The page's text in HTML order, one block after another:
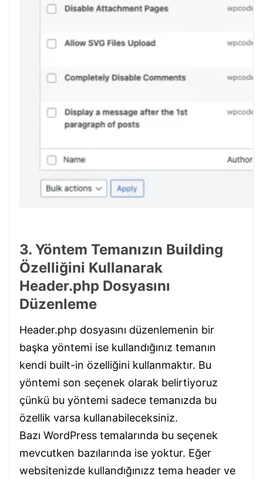
3. Yöntem Temanızın Building
Özelliğini Kullanarak
Header.php Dosyasını
Düzenleme
Header.php dosyasını düzenlemenin bir
başka yöntemi ise kullandığınız temanın
kendi built-in özelliğini kullanmaktır. Bu
yöntemi son seçenek olarak belirtiyoruz
çünkü bu yöntemi sadece temanızda bu
özellik varsa kullanabileceksiniz.
Bazı WordPress temalarında bu seçenek
mevcutken bazılarında ise yoktur. Eğer
websitenizde kullandığınızz tema header ve